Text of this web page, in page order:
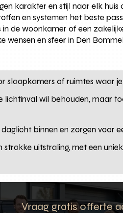
karakter en stijl naar elk
en systemen het beste
de woonkamer of een
wensen en sfeer in Den
slaapkamers of ruimtes waar
lichtinval wil behouden, maar
binnen en zorgen voor
strakke uitstraling, met een
Vraag gratis offerte